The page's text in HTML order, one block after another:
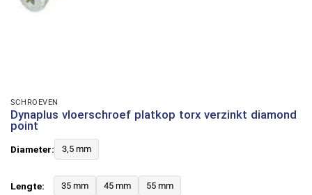
SCHROEVEN
Dynaplus vloerschroef platkop torx verzinkt diamond
point
Diameter: 3,5 mm
Lengte: 35 mm 45 mm 55 mm